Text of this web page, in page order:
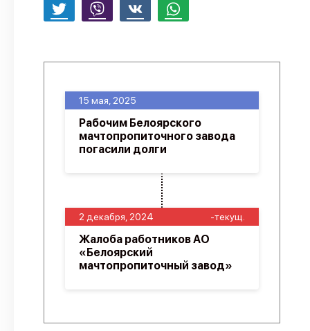
2 декабря, 2024 -текущ.
Жалоба работников АО
«Белоярский
мачтопропиточный завод»
15 мая, 2025
Рабочим Белоярского
мачтопропиточного завода
погасили долги